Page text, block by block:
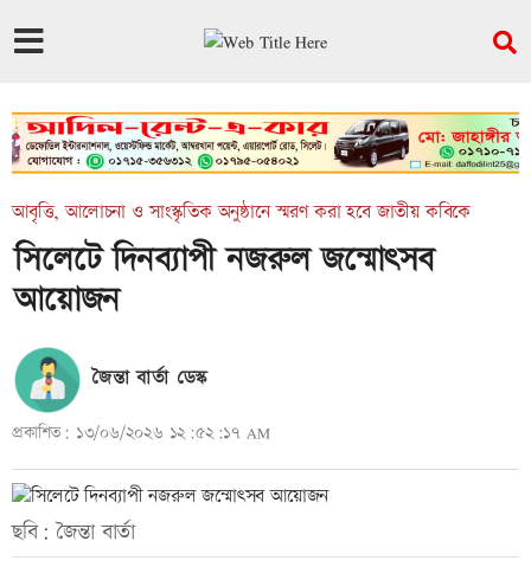
আবৃত্তি, আলোচনা ও সাংস্কৃতিক অনুষ্ঠানে স্মরণ করা হবে জাতীয় কবিকে
সিলেটে দিনব্যাপী নজরুল জন্মোৎসব
আয়োজন
জৈন্তা বার্তা ডেস্ক
প্রকাশিত: ১৩/০৬/২০২৬ ১২:৫২:১৭ AM
ছবি: জৈন্তা বার্তা